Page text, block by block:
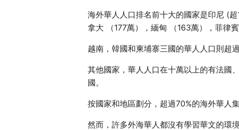
海外華人人口排名前十大的國家是印尼 (
拿大 （177萬），緬甸 （163萬），菲律
越南，韓國和柬埔寨三國的華人人口則超過
其他國家，華人人口在十萬以上的有法國
國。
按國家和地區劃分，超過70%的海外華人
然而，許多外海華人都沒有學習華文的環